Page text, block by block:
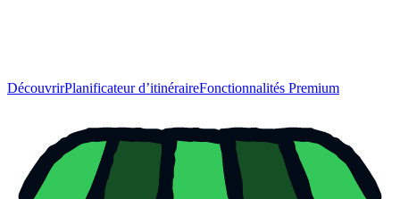
DécouvrirPlanificateur d’itinéraireFonctionnalités Premium